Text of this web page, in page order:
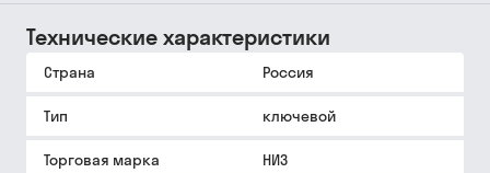
Технические характеристики
Страна Россия
Тип ключевой
Торговая марка НИЗ